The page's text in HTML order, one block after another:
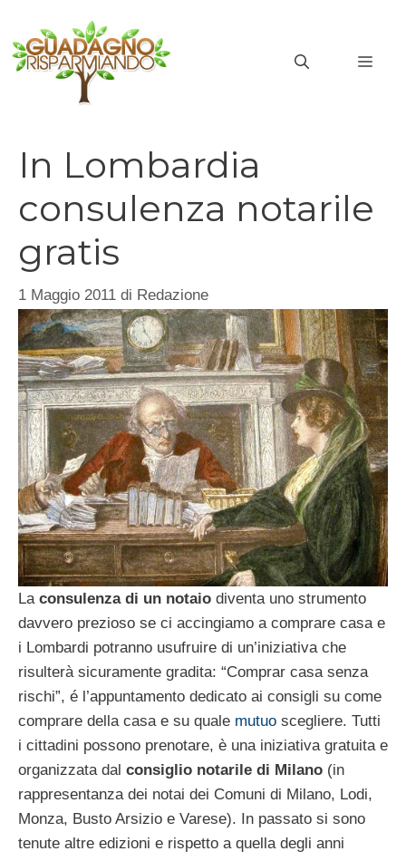
contenuto
In Lombardia
consulenza notarile
gratis
1 Maggio 2011 di Redazione
La consulenza di un notaio diventa uno strumento
davvero prezioso se ci accingiamo a comprare casa e
i Lombardi potranno usufruire di un’iniziativa che
risulterà sicuramente gradita: “Comprar casa senza
rischi”, é l’appuntamento dedicato ai consigli su come
comprare della casa e su quale mutuo scegliere. Tutti
i cittadini possono prenotare, è una iniziativa gratuita e
organizzata dal consiglio notarile di Milano (in
rappresentanza dei notai dei Comuni di Milano, Lodi,
Monza, Busto Arsizio e Varese). In passato si sono
tenute altre edizioni e rispetto a quella degli anni